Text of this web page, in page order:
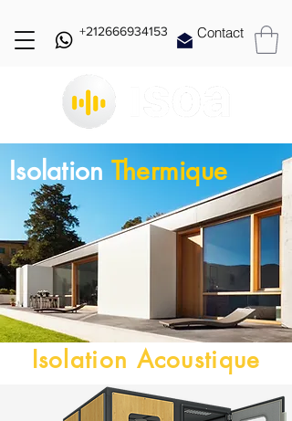
Contact
+212666934153
Isolation Thermique
Isolation Acoustique